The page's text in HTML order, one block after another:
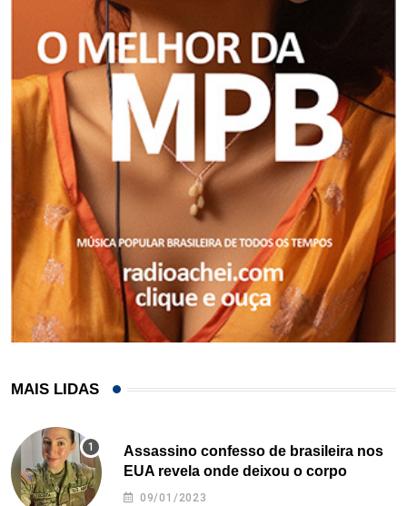
MAIS LIDAS
Assassino confesso de brasileira nos
EUA revela onde deixou o corpo
09/01/2023